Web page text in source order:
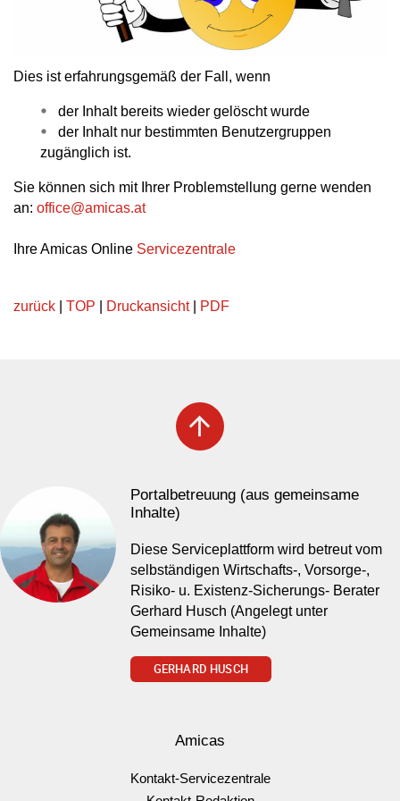
Dies ist erfahrungsgemäß der Fall, wenn
der Inhalt bereits wieder gelöscht wurde
der Inhalt nur bestimmten Benutzergruppen
zugänglich ist.
Sie können sich mit Ihrer Problemstellung gerne wenden
an: office@amicas.at
Ihre Amicas Online Servicezentrale
zurück TOP Druckansicht| PDF
arrow_upward
Portalbetreuung (aus gemeinsame
Inhalte)
Diese Serviceplattform wird betreut vom
selbständigen Wirtschafts-, Vorsorge-,
Risiko- u. Existenz-Sicherungs- Berater
Gerhard Husch (Angelegt unter
Gemeinsame Inhalte)
GERHARD HUSCH
Amicas
Kontakt-Servicezentrale